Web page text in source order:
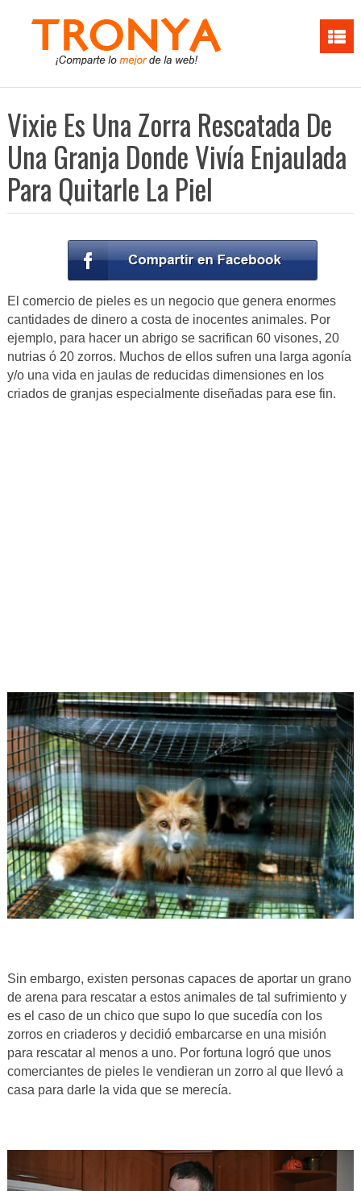
Vixie Es Una Zorra Rescatada De
Una Granja Donde Vivía Enjaulada
Para Quitarle La Piel
El comercio de pieles es un negocio que genera enormes
cantidades de dinero a costa de inocentes animales. Por
ejemplo, para hacer un abrigo se sacrifican 60 visones, 20
nutrias ó 20 zorros. Muchos de ellos sufren una larga agonía
y/o una vida en jaulas de reducidas dimensiones en los
criados de granjas especialmente diseñadas para ese fin.
Sin embargo, existen personas capaces de aportar un grano
de arena para rescatar a estos animales de tal sufrimiento y
es el caso de un chico que supo lo que sucedía con los
zorros en criaderos y decidió embarcarse en una misión
para rescatar al menos a uno. Por fortuna logró que unos
comerciantes de pieles le vendieran un zorro al que llevó a
casa para darle la vida que se merecía.